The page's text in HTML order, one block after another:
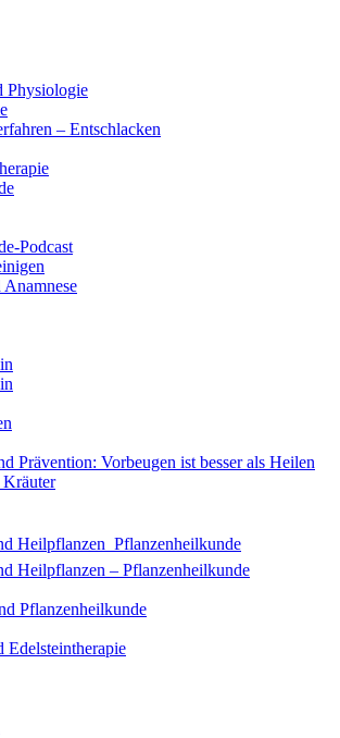
Physiologie
– Entschlacken
Podcast
Prävention: Vorbeugen ist besser als Heilen
Heilpflanzen  Pflanzenheilkunde
Heilpflanzen – Pflanzenheilkunde
Pflanzenheilkunde
Edelsteintherapie